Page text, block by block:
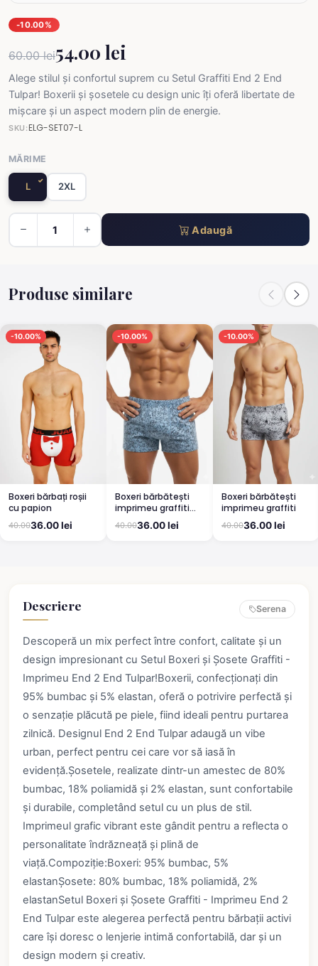
-10.00%
60.00 lei54.00 lei
Alege stilul și confortul suprem cu Setul Graffiti End 2 End
Tulpar! Boxerii și șosetele cu design unic îți oferă libertate de
mișcare și un aspect modern plin de energie.
SKU:ELG-SET07-L
MĂRIME
L 2XL
Adaugă
Produse similare
-10.00%
Boxeri bărbați roșii
cu papion
40.0036.00 lei
-10.00%
Boxeri bărbătești
imprimeu graffiti
40.0036.00 lei
-10.00%
Boxeri bărbătești
imprimeu graffiti
40.0036.00 lei
Descriere Serena
Descoperă un mix perfect între confort, calitate și un
design impresionant cu Setul Boxeri și Șosete Graffiti -
Imprimeu End 2 End Tulpar!Boxerii, confecționați din
95% bumbac și 5% elastan, oferă o potrivire perfectă și
o senzație plăcută pe piele, fiind ideali pentru purtarea
zilnică. Designul End 2 End Tulpar adaugă un vibe
urban, perfect pentru cei care vor să iasă în
evidență.Șosetele, realizate dintr-un amestec de 80%
bumbac, 18% poliamidă și 2% elastan, sunt confortabile
și durabile, completând setul cu un plus de stil.
Imprimeul grafic vibrant este gândit pentru a reflecta o
personalitate îndrăzneață și plină de
viață.Compoziție:Boxeri: 95% bumbac, 5%
elastanȘosete: 80% bumbac, 18% poliamidă, 2%
elastanSetul Boxeri și Șosete Graffiti - Imprimeu End 2
End Tulpar este alegerea perfectă pentru bărbații activi
care își doresc o lenjerie intimă confortabilă, dar și un
design modern și creativ.